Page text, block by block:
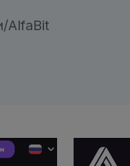
/AlfaBit